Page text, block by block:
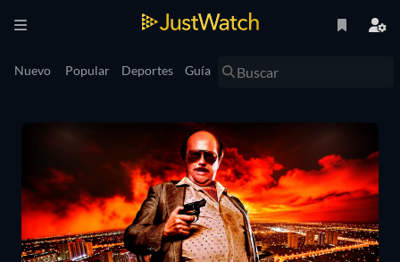
Nuevo Popular Deportes Guía